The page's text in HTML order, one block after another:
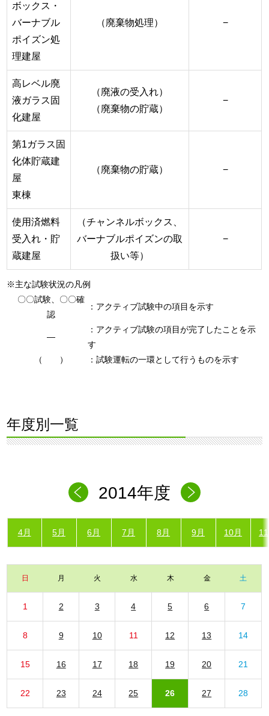
ボックス・
バーナブル
ポイズン処
理建屋
（廃棄物処理） −
高レベル廃
液ガラス固
化建屋
（廃液の受入れ）
（廃棄物の貯蔵）
−
第1ガラス固
化体貯蔵建
屋
東棟
（廃棄物の貯蔵） −
使用済燃料
受入れ・貯
蔵建屋
（チャンネルボックス、
バーナブルポイズンの取
扱い等）
−
※主な試験状況の凡例
〇〇試験、〇〇確
認
：アクティブ試験中の項目を示す
―
：アクティブ試験の項目が完了したことを示
す
（ ）
：試験運転の一環として行うものを示す
年度別一覧
2014年度
4月 5月 6月 7月 8月 9月 10月
日 月 火 水 木 金 土
1 2 3 4 5 6 7
8 9 10 11 12 13 14
15 16 17 18 19 20 21
22 23 24 25 26 27 28